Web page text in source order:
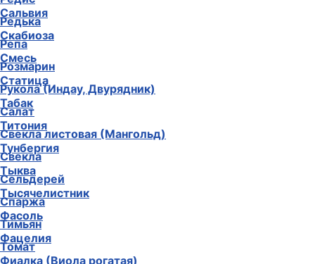
Сальвия
Скабиоза
Смесь
Статица
Табак
Титония
Тунбергия
Тыква
Тысячелистник
Фасоль
Фацелия
Фиалка (Виола рогатая)
Редька
Репа
Розмарин
Рукола (Индау, Двурядник)
Салат
Свекла листовая (Мангольд)
Свекла
Сельдерей
Спаржа
Тимьян
Томат